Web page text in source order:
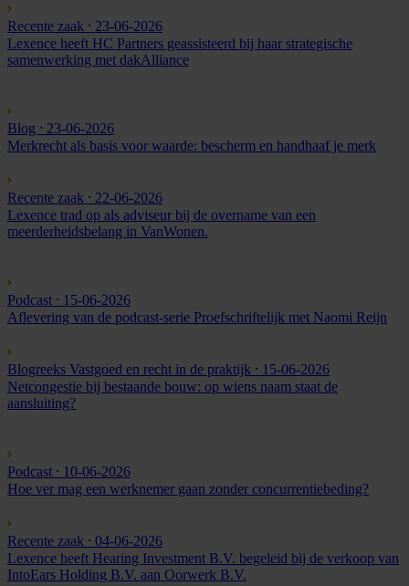
Recente zaak ⸱ 23-06-2026
Lexence heeft HC Partners geassisteerd bij haar strategische
samenwerking met dakAlliance
Blog ⸱ 23-06-2026
Merkrecht als basis voor waarde: bescherm en handhaaf je merk
Recente zaak ⸱ 22-06-2026
Lexence trad op als adviseur bij de overname van een
meerderheidsbelang in VanWonen.
Podcast ⸱ 15-06-2026
Aflevering van de podcast-serie Proefschriftelijk met Naomi Reijn
Blogreeks Vastgoed en recht in de praktijk ⸱ 15-06-2026
Netcongestie bij bestaande bouw: op wiens naam staat de
aansluiting?
Podcast ⸱ 10-06-2026
Hoe ver mag een werknemer gaan zonder concurrentiebeding?
Recente zaak ⸱ 04-06-2026
Lexence heeft Hearing Investment B.V. begeleid bij de verkoop van
IntoEars Holding B.V. aan Oorwerk B.V.